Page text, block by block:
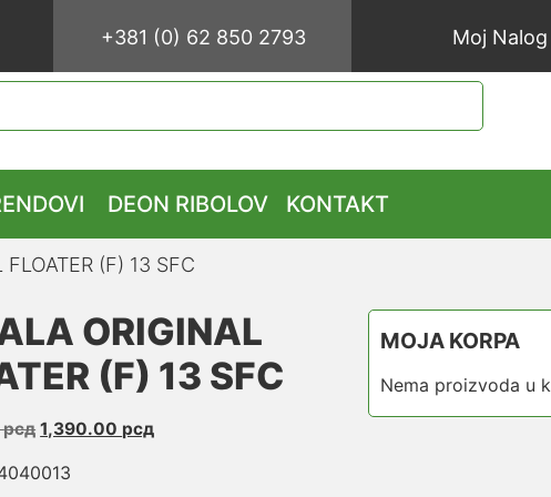
+381 (0) 62 850 2793 Moj Nalog
DEON RIBOLOV KONTAKT
(F) 13 SFC
ORIGINAL
(F) 13 SFC
рсд Originalna
je
1,390.00 рсдTrenutna
MOJA KORPA
Nema proizvoda u